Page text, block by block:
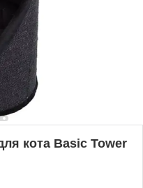
кота Basic Tower